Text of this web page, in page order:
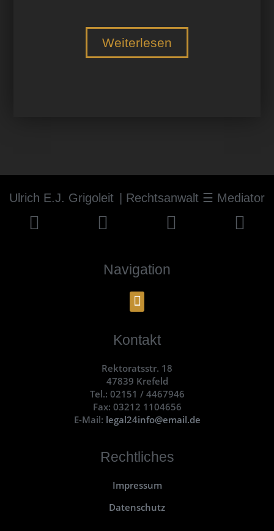
Weiterlesen
Ulrich E.J. Grigoleit | Rechtsanwalt ☰ Mediator
Navigation
Kontakt
Rektoratsstr. 18
47839 Krefeld
Tel.: 02151 / 4467946
Fax: 03212 1104656
E-Mail: legal24info@email.de
Rechtliches
Impressum
Datenschutz